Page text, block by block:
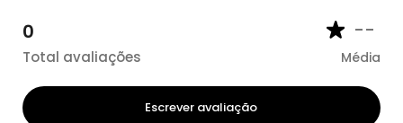
0
Total avaliações
--
Média
Escrever avaliação